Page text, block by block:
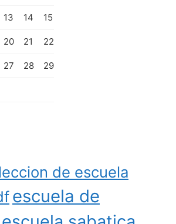
13 14 15
20 21 22
27 28 29
de escuela
escuela de